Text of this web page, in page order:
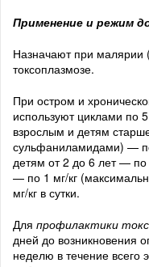
Применение и режим
Назначают при малярии
токсоплазмозе.
При остром и
используют циклами по
взрослым и детям
сульфаниламидами) —
детям от 2 до 6 лет — по
— по 1 мг/кг
мг/кг в сутки.
Для профилактики
дней до возникновения
неделю в течение всего